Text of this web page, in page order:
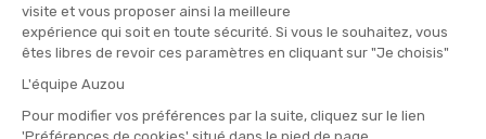
visite et vous proposer ainsi la meilleure
expérience qui soit en toute sécurité. Si vous le souhaitez, vous
êtes libres de revoir ces paramètres en cliquant sur "Je choisis"
L'équipe Auzou
Pour modifier vos préférences par la suite, cliquez sur le lien
'Préférences de cookies' situé dans le pied de page.
Infos consommateur
CGV
Mentions légales